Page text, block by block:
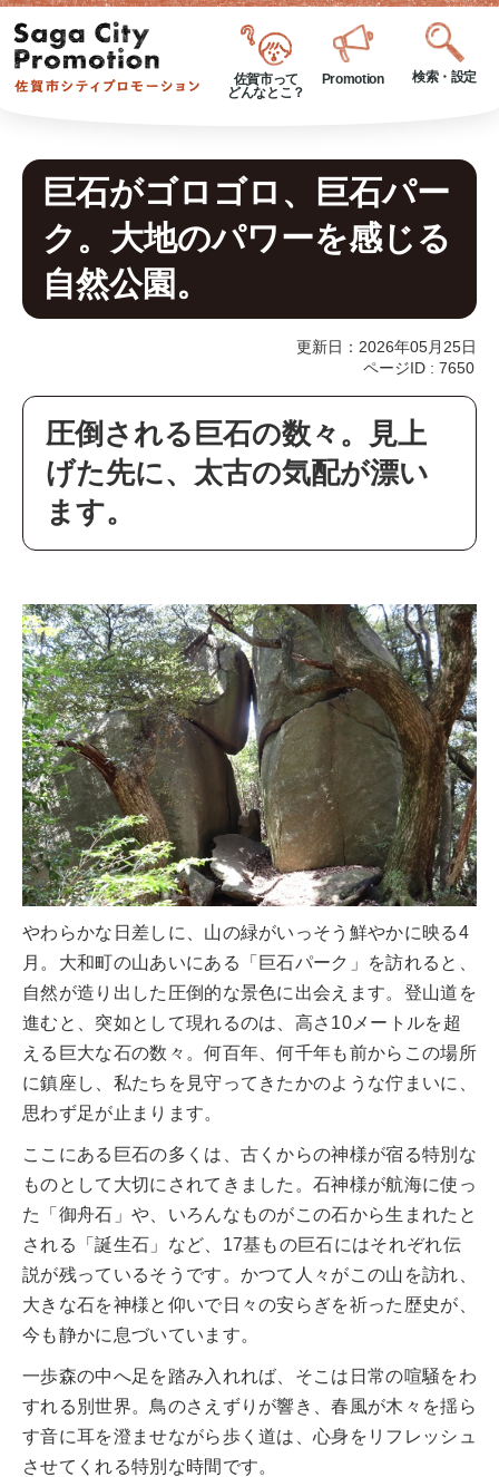
佐賀市って
どんなとこ？
Promotion 検索・設定
巨石がゴロゴロ、巨石パー
ク。大地のパワーを感じる
自然公園。
更新日：2026年05月25日
ページID : 7650
圧倒される巨石の数々。見上
げた先に、太古の気配が漂い
ます。
やわらかな日差しに、山の緑がいっそう鮮やかに映る4
月。大和町の山あいにある「巨石パーク」を訪れると、
自然が造り出した圧倒的な景色に出会えます。登山道を
進むと、突如として現れるのは、高さ10メートルを超
える巨大な石の数々。何百年、何千年も前からこの場所
に鎮座し、私たちを見守ってきたかのような佇まいに、
思わず足が止まります。
ここにある巨石の多くは、古くからの神様が宿る特別な
ものとして大切にされてきました。石神様が航海に使っ
た「御舟石」や、いろんなものがこの石から生まれたと
される「誕生石」など、17基もの巨石にはそれぞれ伝
説が残っているそうです。かつて人々がこの山を訪れ、
大きな石を神様と仰いで日々の安らぎを祈った歴史が、
今も静かに息づいています。
一歩森の中へ足を踏み入れれば、そこは日常の喧騒をわ
すれる別世界。鳥のさえずりが響き、春風が木々を揺ら
す音に耳を澄ませながら歩く道は、心身をリフレッシュ
させてくれる特別な時間です。